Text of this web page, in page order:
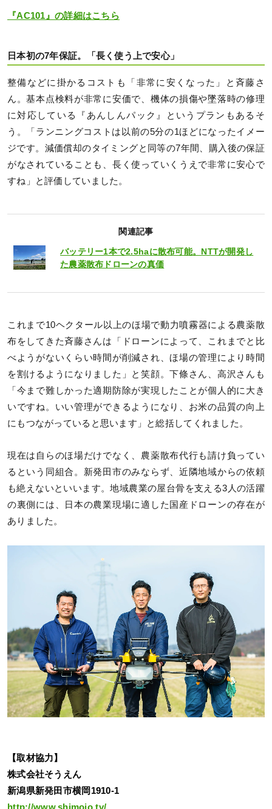
『AC101』の詳細はこちら
日本初の7年保証。「長く使う上で安心」
整備などに掛かるコストも「非常に安くなった」と斉藤さ
ん。基本点検料が非常に安価で、機体の損傷や墜落時の修理
に対応している『あんしんパック』というプランもあるそ
う。「ランニングコストは以前の5分の1ほどになったイメー
ジです。減価償却のタイミングと同等の7年間、購入後の保証
がなされていることも、長く使っていくうえで非常に安心で
すね」と評価していました。
関連記事
バッテリー1本で2.5haに散布可能。NTTが開発し
た農薬散布ドローンの真価
これまで10ヘクタール以上のほ場で動力噴霧器による農薬散
布をしてきた斉藤さんは「ドローンによって、これまでと比
べようがないくらい時間が削減され、ほ場の管理により時間
を割けるようになりました」と笑顔。下條さん、高沢さんも
「今まで難しかった適期防除が実現したことが個人的に大き
いですね。いい管理ができるようになり、お米の品質の向上
にもつながっていると思います」と総括してくれました。
現在は自らのほ場だけでなく、農薬散布代行も請け負ってい
るという同組合。新発田市のみならず、近隣地域からの依頼
も絶えないといいます。地域農業の屋台骨を支える3人の活躍
の裏側には、日本の農業現場に適した国産ドローンの存在が
ありました。
【取材協力】
株式会社そうえん
新潟県新発田市横岡1910-1